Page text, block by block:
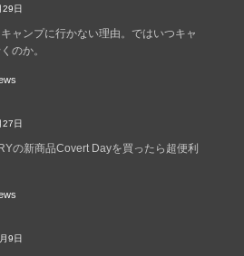
日
ャンプに行かない理由。ではいつキャ
のか。
日
の新商品Covert Dayを買ったら超便利
9日